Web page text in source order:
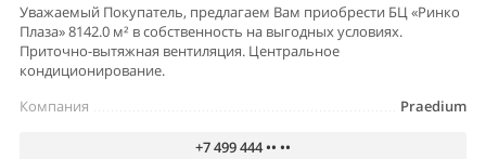
Уважаемый Покупатель, предлагаем Вам приобрести БЦ «Ринко
Плаза» 8142.0 м² в собственность на выгодных условиях.
Приточно-вытяжная вентиляция. Центральное
кондиционирование.
Praedium
Компания
+7 499 444 •• ••